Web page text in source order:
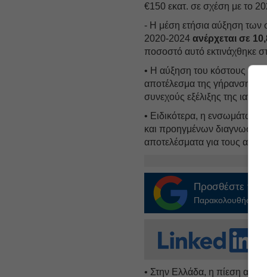
€150 εκατ. σε σχέση με το
- Η μέση ετήσια αύξηση των
2020-2024ανέρχεται σε
ποσοστό αυτό εκτινάχθηκε
• Η αύξηση του κόστους της
αποτέλεσμα της γήρανσης
συνεχούς εξέλιξης της
• Ειδικότερα, η ενσωμάτωση
και προηγμένων
αποτελέσματα για τους
Προσθέστε το
Παρακολουθήστε
• Στην Ελλάδα, η πίεση αυτή